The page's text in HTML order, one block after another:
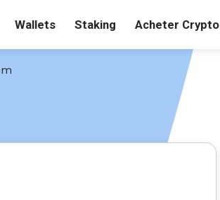
Wallets Staking Acheter Crypto